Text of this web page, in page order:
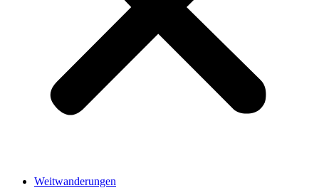
Weitwanderungen